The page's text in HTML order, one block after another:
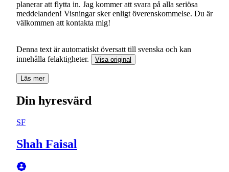
planerar att flytta in. Jag kommer att svara på alla seriösa
meddelanden! Visningar sker enligt överenskommelse. Du är
välkommen att kontakta mig!
Denna text är automatiskt översatt till svenska och kan
innehålla felaktigheter.
Visa original
Läs mer
Din hyresvärd
SF
Shah Faisal